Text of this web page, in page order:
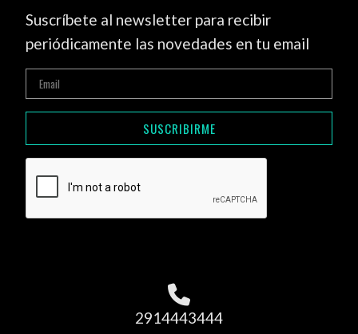
Suscríbete al newsletter para recibir
periódicamente las novedades en tu email
SUSCRIBIRME
2914443444